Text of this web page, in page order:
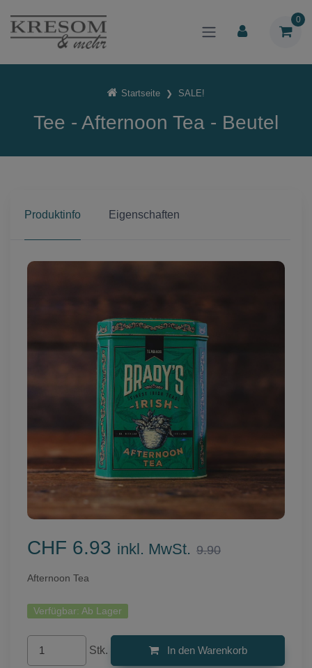
0
Startseite SALE!
Tee - Afternoon Tea - Beutel
Produktinfo Eigenschaften
CHF 6.93 inkl. MwSt. 9.90
Afternoon Tea
Verfügbar: Ab Lager
Stk. In den Warenkorb